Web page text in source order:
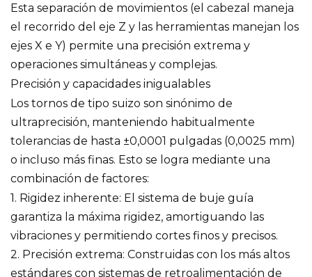
Esta separación de movimientos (el cabezal maneja
el recorrido del eje Z y las herramientas manejan los
ejes X e Y) permite una precisión extrema y
operaciones simultáneas y complejas.
Precisión y capacidades inigualables
Los tornos de tipo suizo son sinónimo de
ultraprecisión, manteniendo habitualmente
tolerancias de hasta ±0,0001 pulgadas (0,0025 mm)
o incluso más finas. Esto se logra mediante una
combinación de factores:
1. Rigidez inherente: El sistema de buje guía
garantiza la máxima rigidez, amortiguando las
vibraciones y permitiendo cortes finos y precisos.
2. Precisión extrema: Construidas con los más altos
estándares con sistemas de retroalimentación de